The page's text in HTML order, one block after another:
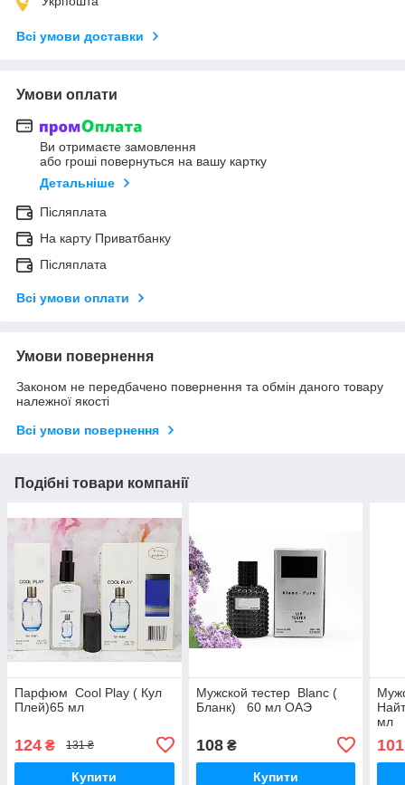
Всі умови доставки
Умови оплати
Ви отримаєте замовлення
або гроші повернуться на вашу картку
Детальніше
Післяплата
На карту Приватбанку
Післяплата
Всі умови оплати
Умови повернення
Законом не передбачено повернення та обмін даного товару
належної якості
Всі умови повернення
Подібні товари компанії
Парфюм Cool Play ( Кул
Плей)65 мл
124 ₴ 131 ₴
Купити
Мужской тестер Blanc (
Бланк) 60 мл ОАЭ
108₴
Купити
мл
101